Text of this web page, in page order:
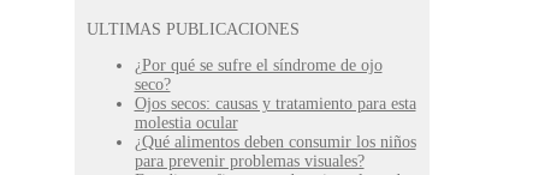
ULTIMAS PUBLICACIONES
¿Por qué se sufre el síndrome de ojo
seco?
Ojos secos: causas y tratamiento para esta
molestia ocular
¿Qué alimentos deben consumir los niños
para prevenir problemas visuales?